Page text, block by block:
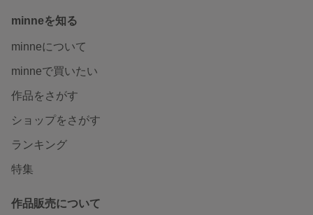
minneを知る
minneについて
minneで買いたい
作品をさがす
ショップをさがす
ランキング
特集
作品販売について